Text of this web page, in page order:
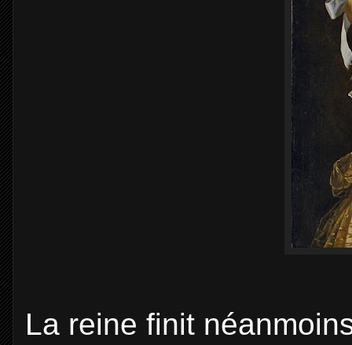
La reine finit